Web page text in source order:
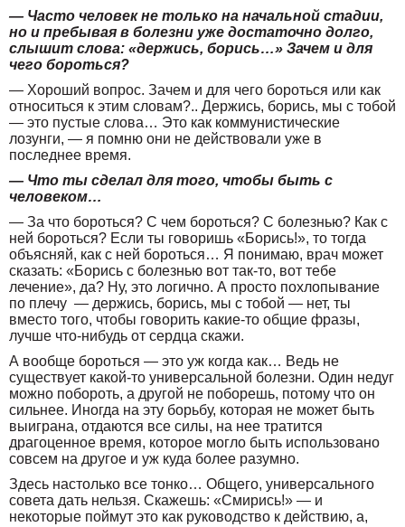
— Часто человек не только на начальной стадии,
но и пребывая в болезни уже достаточно долго,
слышит слова: «держись, борись…» Зачем и для
чего бороться?
— Хороший вопрос. Зачем и для чего бороться или как
относиться к этим словам?.. Держись, борись, мы с тобой
— это пустые слова… Это как коммунистические
лозунги, — я помню они не действовали уже в
последнее время.
— Что ты сделал для того, чтобы быть с
человеком…
— За что бороться? С чем бороться? С болезнью? Как с
ней бороться? Если ты говоришь «Борись!», то тогда
объясняй, как с ней бороться… Я понимаю, врач может
сказать: «Борись с болезнью вот так-то, вот тебе
лечение», да? Ну, это логично. А просто похлопывание
по плечу — держись, борись, мы с тобой — нет, ты
вместо того, чтобы говорить какие-то общие фразы,
лучше что-нибудь от сердца скажи.
А вообще бороться — это уж когда как… Ведь не
существует какой-то универсальной болезни. Один недуг
можно побороть, а другой не поборешь, потому что он
сильнее. Иногда на эту борьбу, которая не может быть
выиграна, отдаются все силы, на нее тратится
драгоценное время, которое могло быть использовано
совсем на другое и уж куда более разумно.
Здесь настолько все тонко… Общего, универсального
совета дать нельзя. Скажешь: «Смирись!» — и
некоторые поймут это как руководство к действию, а,